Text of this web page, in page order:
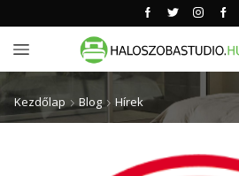
Kezdőlap Blog Hírek